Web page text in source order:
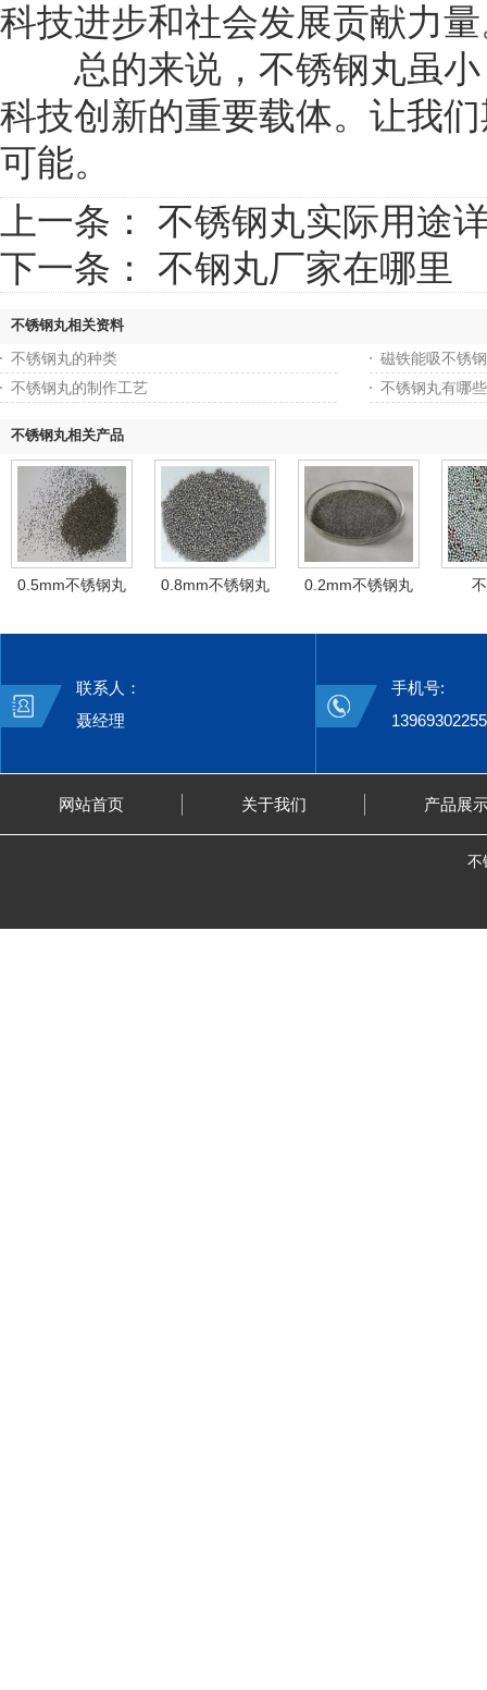
科技进步和社会发展贡献力
总的来说，不锈钢丸虽小
科技创新的重要载体。让我
可能。
上一条： 不锈钢丸实际用途
下一条： 不钢丸厂家在哪里
不锈钢丸相关资料
不锈钢丸的种类
磁铁能吸不锈
不锈钢丸的制作工艺
不锈钢丸有哪
不锈钢丸相关产品
0.5mm不锈钢丸 0.8mm不锈钢丸 0.2mm不锈钢丸
联系人：
聂经理
手机号:
网站首页 关于我们 产品展
不